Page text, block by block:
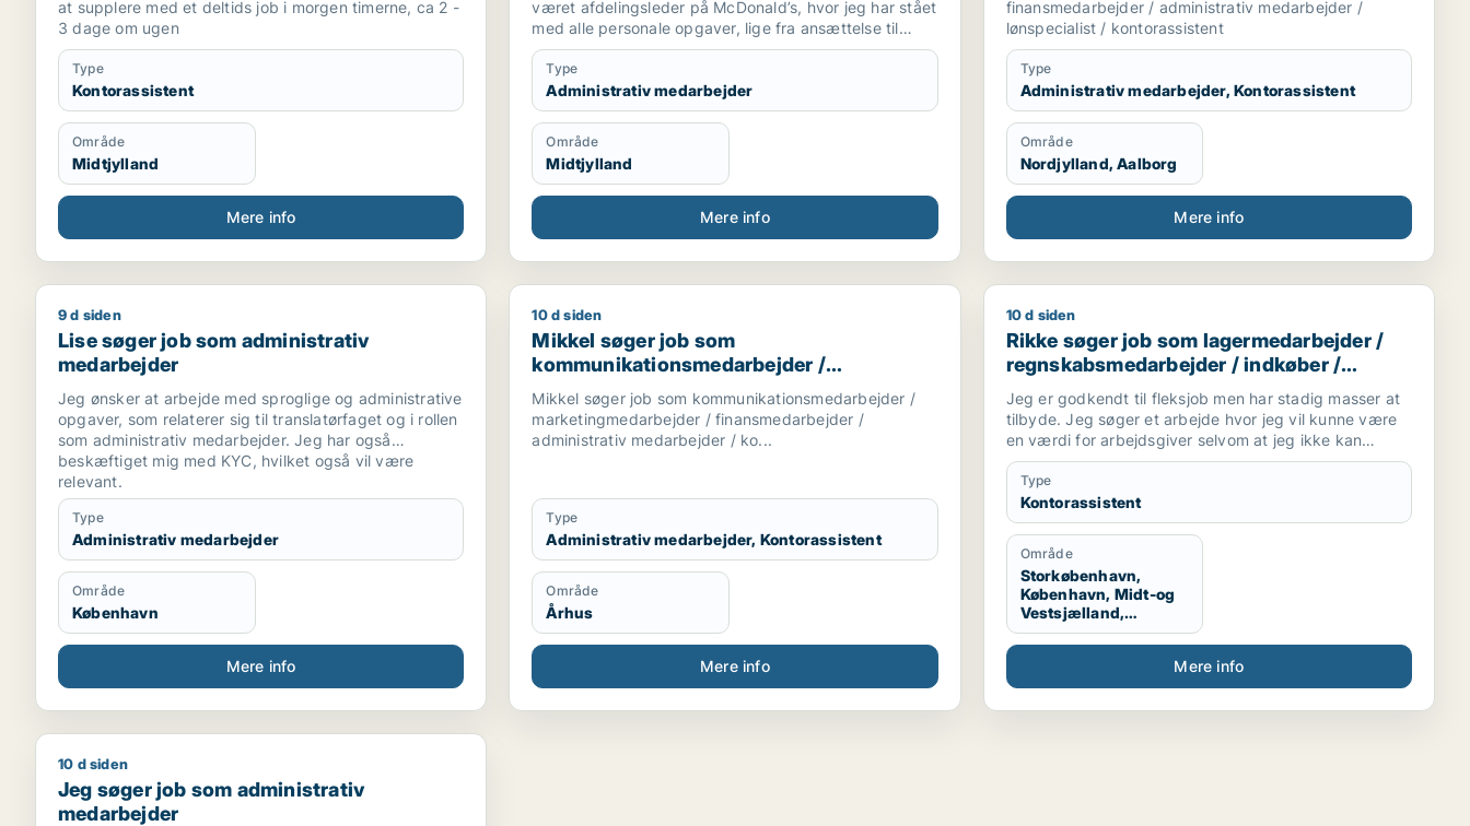
at supplere med et deltids job i morgen timerne, ca 2 -
3 dage om ugen
Type
Kontorassistent
Område
Midtjylland
Mere info
været afdelingsleder på McDonald’s, hvor jeg har stået
med alle personale opgaver, lige fra ansættelse til
vagtplanlægning. Jeg kunne godt tænke mig via
erfaring at fortsætte med at arbejde på kontor,
planlægge og have med mennesker at gøre
Type
Administrativ medarbejder
Område
Midtjylland
Mere info
kontorassistent
finansmedarbejder / administrativ medarbejder /
lønspecialist / kontorassistent
Type
Administrativ medarbejder, Kontorassistent
Område
Nordjylland, Aalborg
Mere info
Lise søger job som administrativ medarbejder
9 d siden
Lise søger job som administrativ
medarbejder
Jeg ønsker at arbejde med sproglige og administrative
opgaver, som relaterer sig til translatørfaget og i rollen
som administrativ medarbejder. Jeg har også
beskæftiget mig med KYC, hvilket også vil være
relevant.
Type
Administrativ medarbejder
Område
København
Mere info
Mikkel søger job som kommunikationsmedarbejder / marketingmedarbejder / finansmedarbejder /
10 d siden
Mikkel søger job som
kommunikationsmedarbejder /
marketingmedarbejder /
finansmedarbejder / administrativ
medarbejder / kontorassistent
Mikkel søger job som kommunikationsmedarbejder /
marketingmedarbejder / finansmedarbejder /
administrativ medarbejder / ko...
Type
Administrativ medarbejder, Kontorassistent
Område
Århus
Mere info
Rikke søger job som lagermedarbejder /
10 d siden
Rikke søger job som lagermedarbejder /
regnskabsmedarbejder / indkøber /
receptionist / maskintekniker
Jeg er godkendt til fleksjob men har stadig masser at
tilbyde. Jeg søger et arbejde hvor jeg vil kunne være
en værdi for arbejdsgiver selvom at jeg ikke kan
arbejde i en fuldtidsstilling. Jeg er ikke bleg for at
prøve noget nyt og søger derfor ikke kun inde for en
bestemt branche
Type
Kontorassistent
Område
Storkøbenhavn,
København, Midt-og
Vestsjælland,
Sydsjælland, Hele
Sjælland
Mere info
Jeg søger job som administrativ medarbejder
10 d siden
Jeg søger job som administrativ
medarbejder